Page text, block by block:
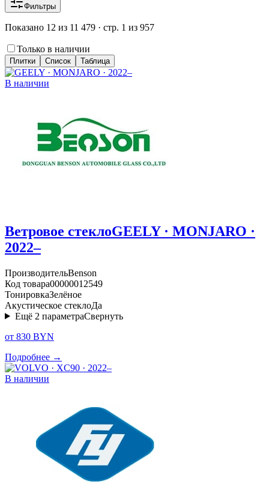
Фильтры
Показано 12 из 11 479 · стр. 1 из 957
Только в наличии
Плитки Список Таблица
В наличии
Ветровое стеклоGEELY · MONJARO ·
2022–
ПроизводительBenson
Код товара00000012549
ТонировкаЗелёное
Акустическое стеклоДа
Ещё 2 параметраСвернуть
от 830 BYN
Подробнее →
В наличии